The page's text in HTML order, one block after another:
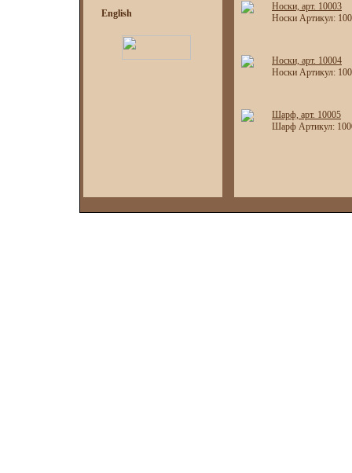
English
Носки, арт. 10003
Носки Артикул:
Носки, арт. 10004
Носки Артикул:
Шарф, арт. 10005
Шарф Артикул: